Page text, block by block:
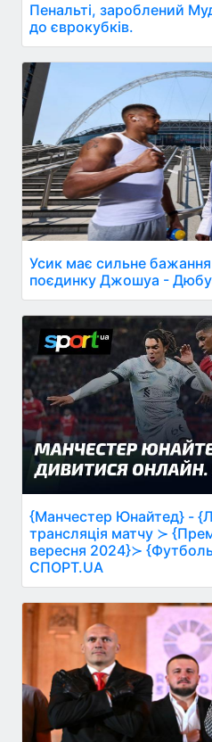
Пенальті, зароблений
до єврокубків.
Усик має сильне
поєдинку Джошуа -
{Манчестер Юнайтед} -
трансляція матчу ≻
вересня 2024}≻
СПОРТ.UA